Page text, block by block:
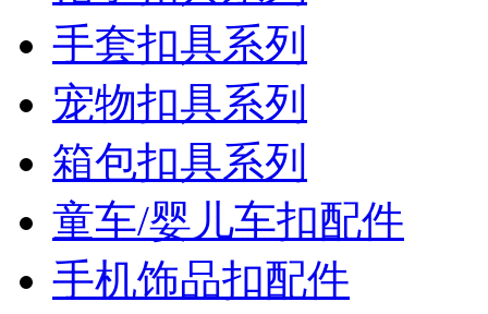
手套扣具系列
宠物扣具系列
箱包扣具系列
童车/婴儿车扣配件
手机饰品扣配件